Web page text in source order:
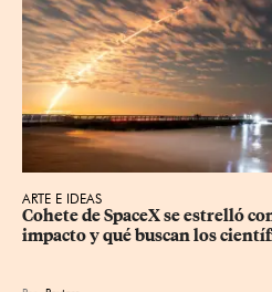
ARTE E IDEAS
Cohete de SpaceX se estrelló
impacto y qué buscan los